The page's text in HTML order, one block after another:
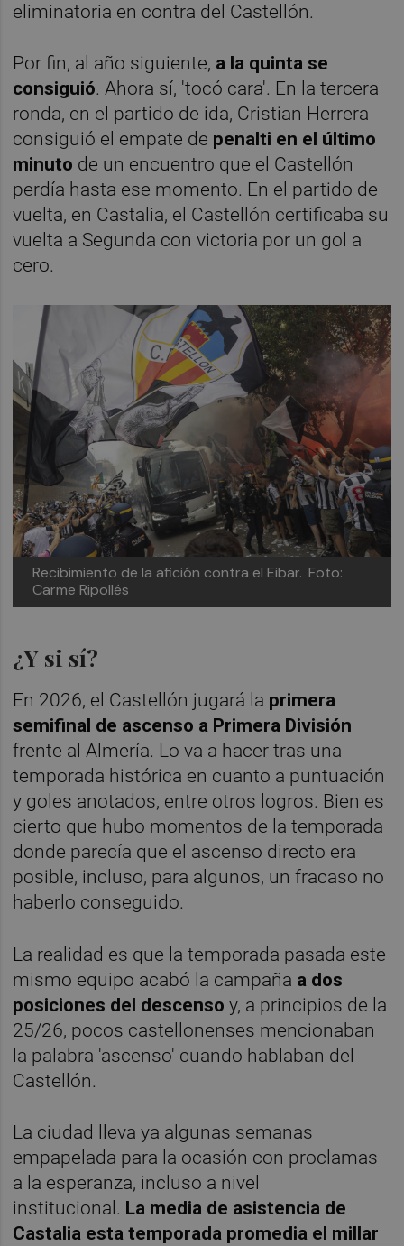
eliminatoria en contra del Castellón.
Por fin, al año siguiente, a la quinta se
consiguió. Ahora sí, 'tocó cara'. En la tercera
ronda, en el partido de ida, Cristian Herrera
consiguió el empate de penalti en el último
minuto de un encuentro que el Castellón
perdía hasta ese momento. En el partido de
vuelta, en Castalia, el Castellón certificaba su
vuelta a Segunda con victoria por un gol a
cero.
Recibimiento de la afición contra el Eibar. Foto:
Carme Ripollés
¿Y si sí?
En 2026, el Castellón jugará la primera
semifinal de ascenso a Primera División
frente al Almería. Lo va a hacer tras una
temporada histórica en cuanto a puntuación
y goles anotados, entre otros logros. Bien es
cierto que hubo momentos de la temporada
donde parecía que el ascenso directo era
posible, incluso, para algunos, un fracaso no
haberlo conseguido.
La realidad es que la temporada pasada este
mismo equipo acabó la campaña a dos
posiciones del descenso y, a principios de la
25/26, pocos castellonenses mencionaban
la palabra 'ascenso' cuando hablaban del
Castellón.
La ciudad lleva ya algunas semanas
empapelada para la ocasión con proclamas
a la esperanza, incluso a nivel
institucional. La media de asistencia de
Castalia esta temporada promedia el millar